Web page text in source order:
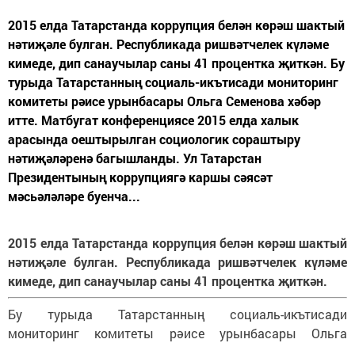
2015 елда Татарстанда коррупция белән көрәш шактый
нәтиҗәле булган. Республикада ришвәтчелек күләме
кимеде, дип санаучылар саны 41 процентка җиткән. Бу
турыда Татарстанның социаль-икътисади мониторинг
комитеты рәисе урынбасары Ольга Семенова хәбәр
итте. Матбугат конференциясе 2015 елда халык
арасында оештырылган социологик сораштыру
нәтиҗәләренә багышланды. Ул Татарстан
Президентының коррупциягә каршы сәясәт
мәсьәләләре буенча...
2015 елда Татарстанда коррупция белән көрәш шактый
нәтиҗәле булган. Республикада ришвәтчелек күләме
кимеде, дип санаучылар саны 41 процентка җиткән.
Бу турыда Татарстанның социаль-икътисади
мониторинг комитеты рәисе урынбасары Ольга